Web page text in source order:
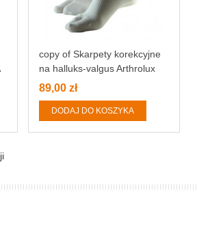
copy of Skarpety korekcyjne
na halluks-valgus Arthrolux
89,00 zł
DODAJ DO KOSZYKA